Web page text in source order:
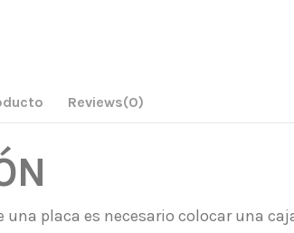
Reviews(0)
una placa es necesario colocar una